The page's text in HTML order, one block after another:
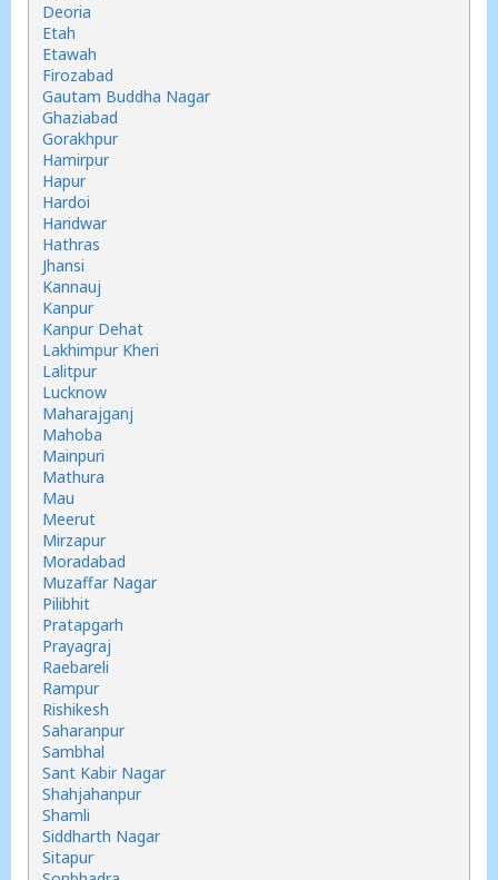
Deoria
Etah
Etawah
Firozabad
Gautam Buddha Nagar
Ghaziabad
Gorakhpur
Hamirpur
Hapur
Hardoi
Haridwar
Hathras
Jhansi
Kannauj
Kanpur
Kanpur Dehat
Lakhimpur Kheri
Lalitpur
Lucknow
Maharajganj
Mahoba
Mainpuri
Mathura
Mau
Meerut
Mirzapur
Moradabad
Muzaffar Nagar
Pilibhit
Pratapgarh
Prayagraj
Raebareli
Rampur
Rishikesh
Saharanpur
Sambhal
Sant Kabir Nagar
Shahjahanpur
Shamli
Siddharth Nagar
Sitapur